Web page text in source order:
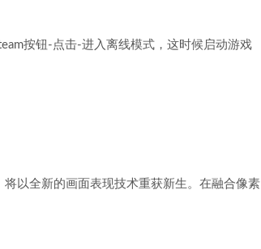
按钮-点击-进入离线模式，这时候启动游戏
以全新的画面表现技术重获新生。在融合像素